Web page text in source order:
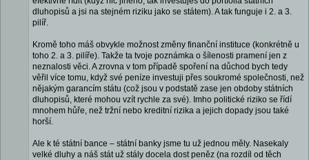
dluhopisů a jsi na stejném riziku jako se státem). A tak funguje i 2. a 3.
pilíř.
Kromě toho máš obvykle možnost změny finanční instituce (konkrétně u
toho 2. a 3. pilíře). Takže ta tvoje poznámka o šílenosti pramení jen z
neznalosti věci. A zrovna v tom případě spoření na důchod bych tedy
věřil více tomu, když své peníze investuji přes soukromé společnosti, než
nějakým garancím státu (což jsou v podstatě zase jen obdoby státních
dluhopisů, které mohou vzít rychle za své). Imho politické riziko se řídí
mnohem hůře, než tržní nebo kreditní rizika a jejich dopady jsou také
horší.
Ale k té státní bance – státní banky jsme tu už jednou měly. Nasekaly
velké dluhy a náš stát už stály docela dost peněz (na rozdíl od těch